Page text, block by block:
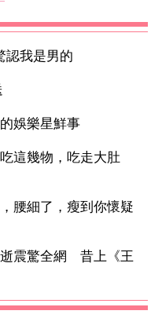
我是男的
娛樂星鮮事
這幾物，吃走大肚
腰細了，瘦到你懷疑
逝震驚全網 昔上《王